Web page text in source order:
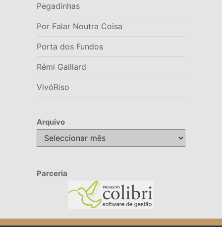
Pegadinhas
Por Falar Noutra Coisa
Porta dos Fundos
Rémi Gaillard
VivóRiso
Arquivo
Arquivo
Parceria